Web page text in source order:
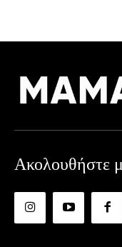
Ακολουθήστε